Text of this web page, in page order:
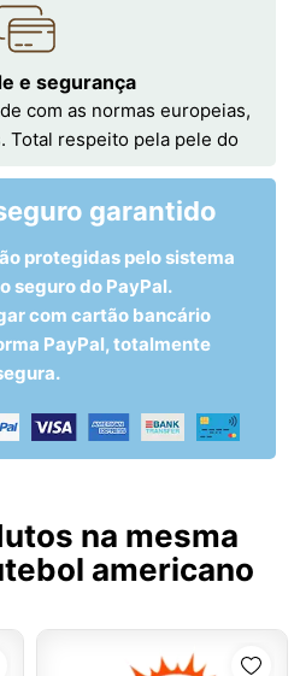
e segurança
com as normas europeias,
Total respeito pela pele do
garantido
protegidas pelo sistema
seguro do PayPal.
com cartão bancário
PayPal, totalmente
na mesma
americano